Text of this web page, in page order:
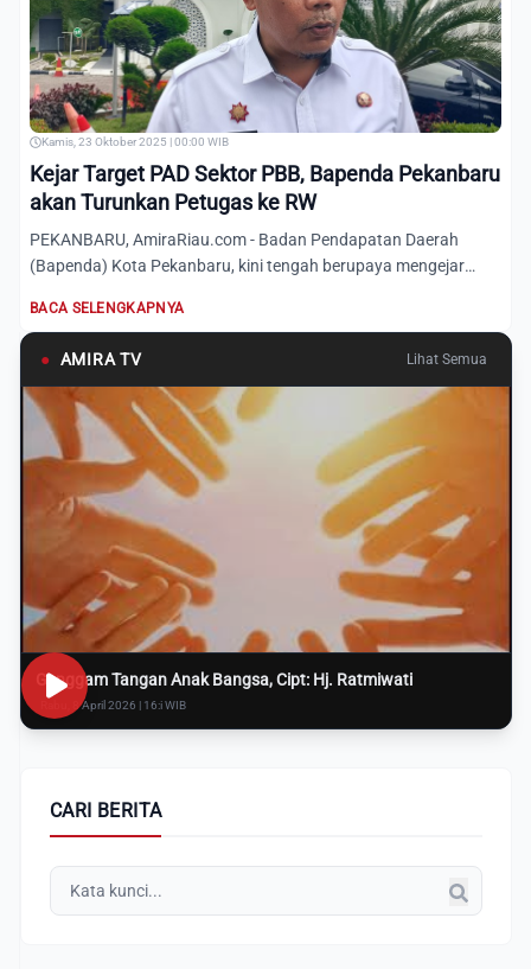
Kamis, 23 Oktober 2025 | 00:00 WIB
Kejar Target PAD Sektor PBB, Bapenda Pekanbaru
akan Turunkan Petugas ke RW
PEKANBARU, AmiraRiau.com - Badan Pendapatan Daerah
(Bapenda) Kota Pekanbaru, kini tengah berupaya mengejar
BACA SELENGKAPNYA
● AMIRA TV Lihat Semua
Genggam Tangan Anak Bangsa, Cipt: Hj. Ratmiwati
Rabu, 8 April 2026 | 16:i WIB
CARI BERITA